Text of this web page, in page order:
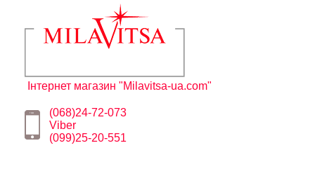
Інтернет магазин "Milavitsa-ua.com"
(068)24-72-073
Viber
(099)25-20-551